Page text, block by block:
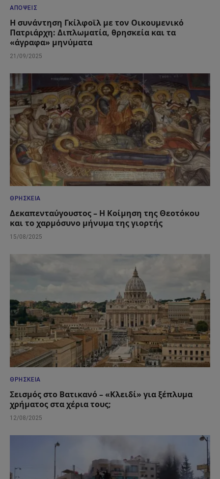
ΑΠΌΨΕΙΣ
Η συνάντηση Γκίλφοϊλ με τον Οικουμενικό
Πατριάρχη: Διπλωματία, θρησκεία και τα
«άγραφα» μηνύματα
21/09/2025
ΘΡΗΣΚΕΊΑ
Δεκαπενταύγουστος – Η Κοίμηση της Θεοτόκου
και το χαρμόσυνο μήνυμα της γιορτής
15/08/2025
ΘΡΗΣΚΕΊΑ
Σεισμός στο Βατικανό – «Κλειδί» για ξέπλυμα
χρήματος στα χέρια τους;
12/08/2025